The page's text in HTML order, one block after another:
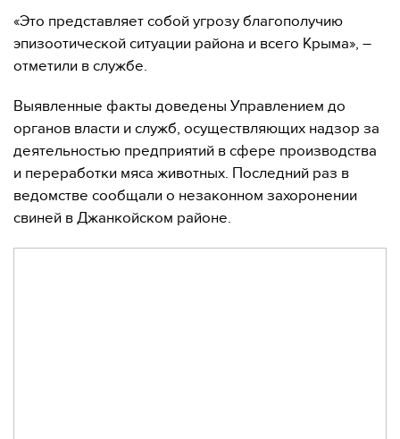
«Это представляет собой угрозу благополучию
эпизоотической ситуации района и всего Крыма», –
отметили в службе.
Выявленные факты доведены Управлением до
органов власти и служб, осуществляющих надзор за
деятельностью предприятий в сфере производства
и переработки мяса животных. Последний раз в
ведомстве сообщали о незаконном захоронении
свиней в Джанкойском районе.